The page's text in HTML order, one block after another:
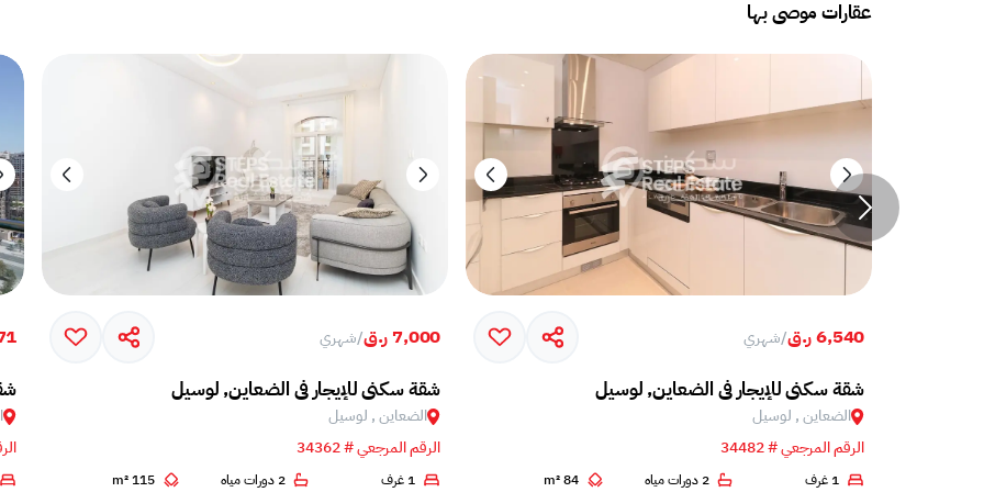
عقارات موصى بها
6,540 ر.ق /شهري
شقة سكني للإيجار في الضعاين, لوسيل
الضعاين , لوسيل
الرقم المرجعي # 34482
1 غرف 2 دورات مياه 84 m²
7,000 ر.ق /شهري
شقة سكني للإيجار في الضعاين, لوسيل
الضعاين , لوسيل
الرقم المرجعي # 34362
1 غرف 2 دورات مياه 115 m²